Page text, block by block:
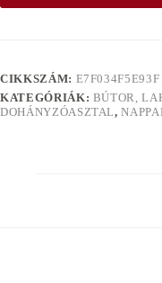
CIKKSZÁM: E7F034F5E93F
KATEGÓRIÁK: BÚTOR,
DOHÁNYZÓASZTAL,